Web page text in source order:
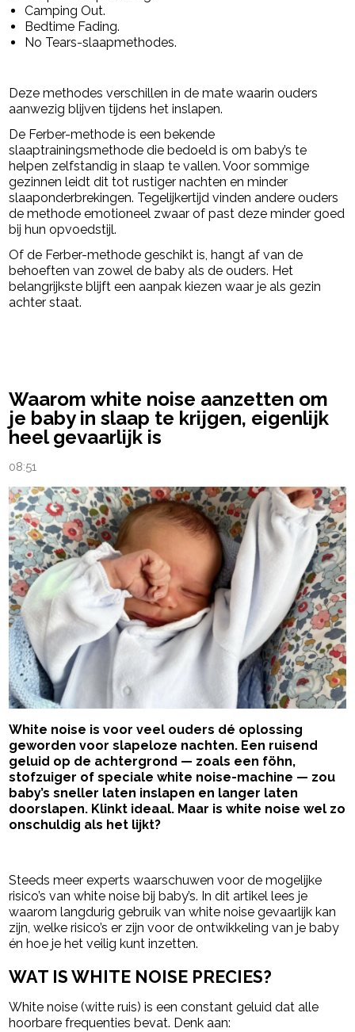
Camping Out.
Bedtime Fading.
No Tears-slaapmethodes.
Deze methodes verschillen in de mate waarin ouders
aanwezig blijven tijdens het inslapen.
De Ferber-methode is een bekende
slaaptrainingsmethode die bedoeld is om baby’s te
helpen zelfstandig in slaap te vallen. Voor sommige
gezinnen leidt dit tot rustiger nachten en minder
slaaponderbrekingen. Tegelijkertijd vinden andere ouders
de methode emotioneel zwaar of past deze minder goed
bij hun opvoedstijl.
Of de Ferber-methode geschikt is, hangt af van de
behoeften van zowel de baby als de ouders. Het
belangrijkste blijft een aanpak kiezen waar je als gezin
achter staat.
Waarom white noise aanzetten om
je baby in slaap te krijgen, eigenlijk
heel gevaarlijk is
08:51
White noise is voor veel ouders dé oplossing
geworden voor slapeloze nachten. Een ruisend
geluid op de achtergrond — zoals een föhn,
stofzuiger of speciale white noise-machine — zou
baby’s sneller laten inslapen en langer laten
doorslapen. Klinkt ideaal. Maar is white noise wel zo
onschuldig als het lijkt?
Steeds meer experts waarschuwen voor de mogelijke
risico’s van white noise bij baby’s. In dit artikel lees je
waarom langdurig gebruik van white noise gevaarlijk kan
zijn, welke risico’s er zijn voor de ontwikkeling van je baby
én hoe je het veilig kunt inzetten.
WAT IS WHITE NOISE PRECIES?
White noise (witte ruis) is een constant geluid dat alle
hoorbare frequenties bevat. Denk aan: